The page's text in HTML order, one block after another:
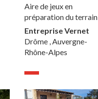
Aire de jeux en
préparation du terrain
Entreprise Vernet
Drôme , Auvergne-
Rhône-Alpes